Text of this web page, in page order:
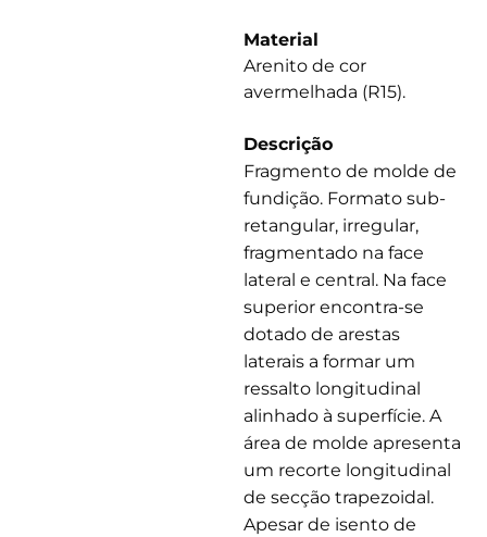
Material
Arenito de cor
avermelhada (R15).
Descrição
Fragmento de molde de
fundição. Formato sub-
retangular, irregular,
fragmentado na face
lateral e central. Na face
superior encontra-se
dotado de arestas
laterais a formar um
ressalto longitudinal
alinhado à superfície. A
área de molde apresenta
um recorte longitudinal
de secção trapezoidal.
Apesar de isento de